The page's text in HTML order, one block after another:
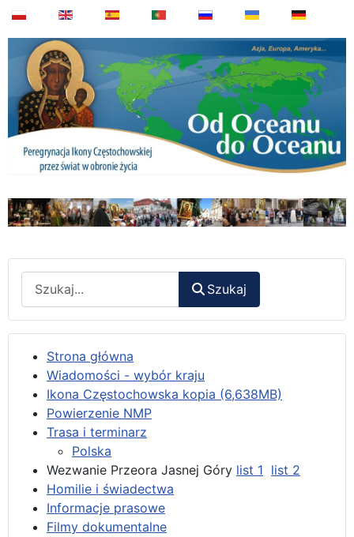
Szukaj
Strona główna
Wiadomości - wybór kraju
Ikona Częstochowska kopia (6,638MB)
Powierzenie NMP
Trasa i terminarz
Polska
Wezwanie Przeora Jasnej Góry list 1 list 2
Homilie i świadectwa
Informacje prasowe
Filmy dokumentalne